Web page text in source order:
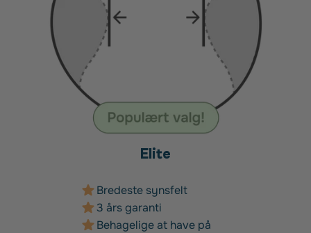
Elite
Bredeste synsfelt
3 års garanti
Behagelige at have på